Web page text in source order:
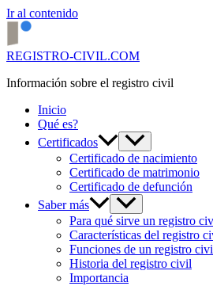
Ir al contenido
REGISTRO-CIVIL.COM
Información sobre el registro civil
Inicio
Qué es?
Certificados
Certificado de nacimiento
Certificado de matrimonio
Certificado de defunción
Saber más
Para qué sirve un registro
Características del registro
Funciones de un registro
Historia del registro civil
Importancia